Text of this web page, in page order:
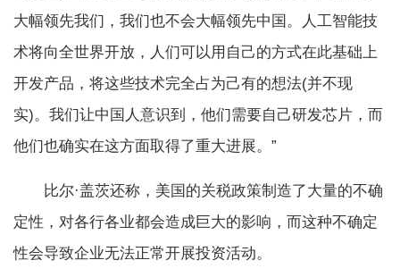
大幅领先我们，我们也不会大幅领先中国。人工智能技
术将向全世界开放，人们可以用自己的方式在此基础上
开发产品，将这些技术完全占为己有的想法(并不现
实)。我们让中国人意识到，他们需要自己研发芯片，而
他们也确实在这方面取得了重大进展。”
比尔·盖茨还称，美国的关税政策制造了大量的不确
定性，对各行各业都会造成巨大的影响，而这种不确定
性会导致企业无法正常开展投资活动。